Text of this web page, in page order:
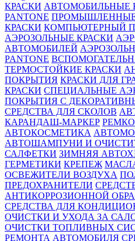
КРАСКИ АВТОМОБИЛЬНЫЕ
PANTONE ПРОМЫШЛЕННЫЕ
КРАСКИ КОМПЬЮТЕРНЫЙ
АЭРОЗОЛЬНЫЕ КРАСКИ
АВТОМОБИЛЕЙ
PANTONE
ТЕРМОСТОЙКИЕ КРАСКИ
ПОКРЫТИЯ КРАСКИ ДЛЯ
КРАСКИ СПЕЦИАЛЬНЫЕ
ПОКРЫТИЯ С
СРЕДСТВА ДЛЯ СКОЛОВ
КАРАНДАШ-МАРКЕР
АВТОКОСМЕТИКА
АВТОШАМПУНИ И
САЛФЕТКИ ЗИМНЯЯ
ГЕРМЕТИКИ КРЕПЕЖ
ОСВЕЖИТЕЛИ ВОЗДУХА
ПРЕДОХРАНИТЕЛИ
АНТИКОРРОЗИОННОЙ
СРЕДСТВА ДЛЯ
ОЧИСТКИ И УХОДА ЗА
ОЧИСТКИ ТОПЛИВНЫХ
РЕМОНТА АВТОМОБИЛЯ